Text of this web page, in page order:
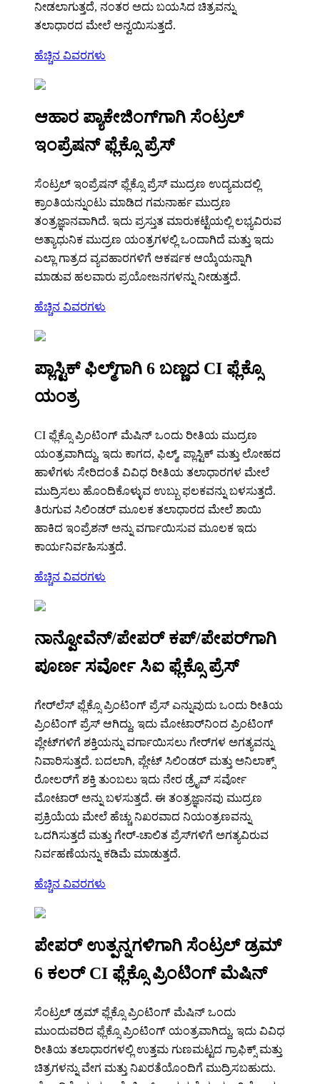
ನೀಡಲಾಗುತ್ತದೆ, ನಂತರ ಅದು ಬಯಸಿದ ಚಿತ್ರವನ್ನು
ತಲಾಧಾರದ ಮೇಲೆ ಅನ್ವಯಿಸುತ್ತದೆ.
ಹೆಚ್ಚಿನ ವಿವರಗಳು
ಆಹಾರ ಪ್ಯಾಕೇಜಿಂಗ್‌ಗಾಗಿ ಸೆಂಟ್ರಲ್
ಇಂಪ್ರೆಷನ್ ಫ್ಲೆಕ್ಸೊ ಪ್ರೆಸ್
ಸೆಂಟ್ರಲ್ ಇಂಪ್ರೆಷನ್ ಫ್ಲೆಕ್ಸೊ ಪ್ರೆಸ್ ಮುದ್ರಣ ಉದ್ಯಮದಲ್ಲಿ
ಕ್ರಾಂತಿಯನ್ನುಂಟು ಮಾಡಿದ ಗಮನಾರ್ಹ ಮುದ್ರಣ
ತಂತ್ರಜ್ಞಾನವಾಗಿದೆ. ಇದು ಪ್ರಸ್ತುತ ಮಾರುಕಟ್ಟೆಯಲ್ಲಿ ಲಭ್ಯವಿರುವ
ಅತ್ಯಾಧುನಿಕ ಮುದ್ರಣ ಯಂತ್ರಗಳಲ್ಲಿ ಒಂದಾಗಿದೆ ಮತ್ತು ಇದು
ಎಲ್ಲಾ ಗಾತ್ರದ ವ್ಯವಹಾರಗಳಿಗೆ ಆಕರ್ಷಕ ಆಯ್ಕೆಯನ್ನಾಗಿ
ಮಾಡುವ ಹಲವಾರು ಪ್ರಯೋಜನಗಳನ್ನು ನೀಡುತ್ತದೆ.
ಹೆಚ್ಚಿನ ವಿವರಗಳು
ಪ್ಲಾಸ್ಟಿಕ್ ಫಿಲ್ಮ್‌ಗಾಗಿ 6 ​​ಬಣ್ಣದ CI ಫ್ಲೆಕ್ಸೊ
ಯಂತ್ರ
CI ಫ್ಲೆಕ್ಸೊ ಪ್ರಿಂಟಿಂಗ್ ಮೆಷಿನ್ ಒಂದು ರೀತಿಯ ಮುದ್ರಣ
ಯಂತ್ರವಾಗಿದ್ದು, ಇದು ಕಾಗದ, ಫಿಲ್ಮ್, ಪ್ಲಾಸ್ಟಿಕ್ ಮತ್ತು ಲೋಹದ
ಹಾಳೆಗಳು ಸೇರಿದಂತೆ ವಿವಿಧ ರೀತಿಯ ತಲಾಧಾರಗಳ ಮೇಲೆ
ಮುದ್ರಿಸಲು ಹೊಂದಿಕೊಳ್ಳುವ ಉಬ್ಬು ಫಲಕವನ್ನು ಬಳಸುತ್ತದೆ.
ತಿರುಗುವ ಸಿಲಿಂಡರ್ ಮೂಲಕ ತಲಾಧಾರದ ಮೇಲೆ ಶಾಯಿ
ಹಾಕಿದ ಇಂಪ್ರೆಶನ್ ಅನ್ನು ವರ್ಗಾಯಿಸುವ ಮೂಲಕ ಇದು
ಕಾರ್ಯನಿರ್ವಹಿಸುತ್ತದೆ.
ಹೆಚ್ಚಿನ ವಿವರಗಳು
ನಾನ್ವೋವೆನ್/ಪೇಪರ್ ಕಪ್/ಪೇಪರ್‌ಗಾಗಿ
ಪೂರ್ಣ ಸರ್ವೋ ಸಿಐ ಫ್ಲೆಕ್ಸೊ ಪ್ರೆಸ್
ಗೇರ್‌ಲೆಸ್ ಫ್ಲೆಕ್ಸೊ ಪ್ರಿಂಟಿಂಗ್ ಪ್ರೆಸ್ ಎನ್ನುವುದು ಒಂದು ರೀತಿಯ
ಪ್ರಿಂಟಿಂಗ್ ಪ್ರೆಸ್ ಆಗಿದ್ದು, ಇದು ಮೋಟಾರ್‌ನಿಂದ ಪ್ರಿಂಟಿಂಗ್
ಪ್ಲೇಟ್‌ಗಳಿಗೆ ಶಕ್ತಿಯನ್ನು ವರ್ಗಾಯಿಸಲು ಗೇರ್‌ಗಳ ಅಗತ್ಯವನ್ನು
ನಿವಾರಿಸುತ್ತದೆ. ಬದಲಾಗಿ, ಪ್ಲೇಟ್ ಸಿಲಿಂಡರ್ ಮತ್ತು ಅನಿಲಾಕ್ಸ್
ರೋಲರ್‌ಗೆ ಶಕ್ತಿ ತುಂಬಲು ಇದು ನೇರ ಡ್ರೈವ್ ಸರ್ವೋ
ಮೋಟಾರ್ ಅನ್ನು ಬಳಸುತ್ತದೆ. ಈ ತಂತ್ರಜ್ಞಾನವು ಮುದ್ರಣ
ಪ್ರಕ್ರಿಯೆಯ ಮೇಲೆ ಹೆಚ್ಚು ನಿಖರವಾದ ನಿಯಂತ್ರಣವನ್ನು
ಒದಗಿಸುತ್ತದೆ ಮತ್ತು ಗೇರ್-ಚಾಲಿತ ಪ್ರೆಸ್‌ಗಳಿಗೆ ಅಗತ್ಯವಿರುವ
ನಿರ್ವಹಣೆಯನ್ನು ಕಡಿಮೆ ಮಾಡುತ್ತದೆ.
ಹೆಚ್ಚಿನ ವಿವರಗಳು
ಪೇಪರ್ ಉತ್ಪನ್ನಗಳಿಗಾಗಿ ಸೆಂಟ್ರಲ್ ಡ್ರಮ್
6 ಕಲರ್ CI ಫ್ಲೆಕ್ಸೊ ಪ್ರಿಂಟಿಂಗ್ ಮೆಷಿನ್
ಸೆಂಟ್ರಲ್ ಡ್ರಮ್ ಫ್ಲೆಕ್ಸೊ ಪ್ರಿಂಟಿಂಗ್ ಮೆಷಿನ್ ಒಂದು
ಮುಂದುವರಿದ ಫ್ಲೆಕ್ಸೊ ಪ್ರಿಂಟಿಂಗ್ ಯಂತ್ರವಾಗಿದ್ದು, ಇದು ವಿವಿಧ
ರೀತಿಯ ತಲಾಧಾರಗಳಲ್ಲಿ ಉತ್ತಮ ಗುಣಮಟ್ಟದ ಗ್ರಾಫಿಕ್ಸ್ ಮತ್ತು
ಚಿತ್ರಗಳನ್ನು ವೇಗ ಮತ್ತು ನಿಖರತೆಯೊಂದಿಗೆ ಮುದ್ರಿಸಬಹುದು.